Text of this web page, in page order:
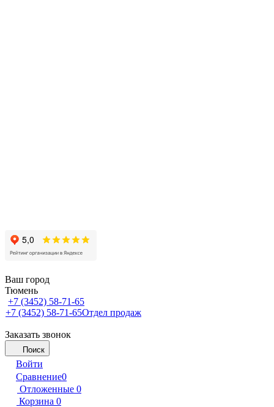
Ваш город
Тюмень
+7 (3452) 58-71-65
+7 (3452) 58-71-65Отдел продаж
Заказать звонок
Поиск
Войти
Сравнение0
Отложенные 0
Корзина 0